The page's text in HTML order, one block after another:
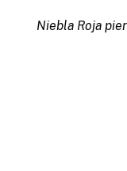
Niebla Roja